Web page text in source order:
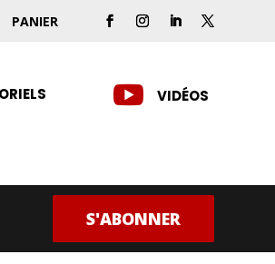
PANIER
 VIDÉOS
S'ABONNER